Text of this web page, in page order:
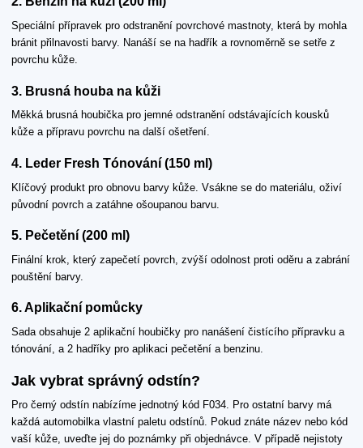
Speciální přípravek pro odstranění povrchové mastnoty, která by mohla
bránit přilnavosti barvy. Nanáší se na hadřík a rovnoměrně se setře z
povrchu kůže.
3. Brusná houba na kůži
Měkká brusná houbička pro jemné odstranění odstávajících kousků
kůže a přípravu povrchu na další ošetření.
4. Leder Fresh Tónování (150 ml)
Klíčový produkt pro obnovu barvy kůže. Vsákne se do materiálu, oživí
původní povrch a zatáhne ošoupanou barvu.
5. Pečetění (200 ml)
Finální krok, který zapečetí povrch, zvýší odolnost proti oděru a zabrání
pouštění barvy.
6. Aplikační pomůcky
Sada obsahuje 2 aplikační houbičky pro nanášení čistícího přípravku a
tónování, a 2 hadříky pro aplikaci pečetění a benzinu.
Jak vybrat správný odstín?
Pro černý odstín nabízíme jednotný kód F034. Pro ostatní barvy má
každá automobilka vlastní paletu odstínů. Pokud znáte název nebo kód
vaší kůže, uveďte jej do poznámky při objednávce. V případě nejistoty